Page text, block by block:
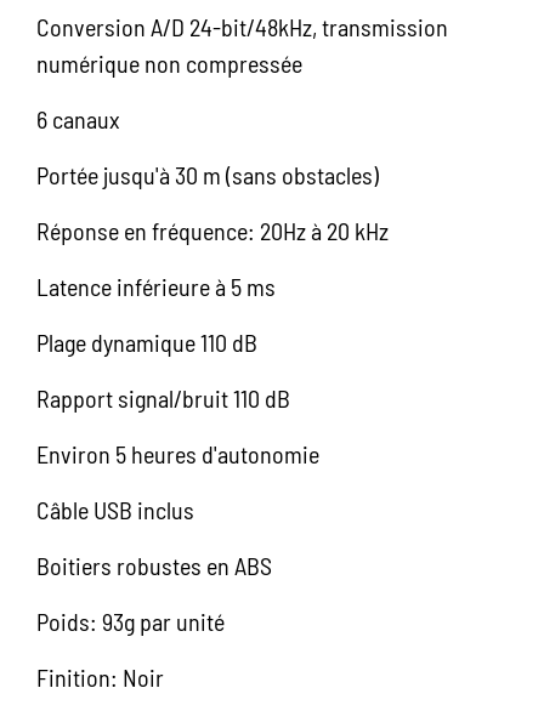
Conversion A/D 24-bit/48kHz, transmission
numérique non compressée
6 canaux
Portée jusqu'à 30 m (sans obstacles)
Réponse en fréquence: 20Hz à 20 kHz
Latence inférieure à 5 ms
Plage dynamique 110 dB
Rapport signal/bruit 110 dB
Environ 5 heures d'autonomie
Câble USB inclus
Boitiers robustes en ABS
Poids: 93g par unité
Finition: Noir